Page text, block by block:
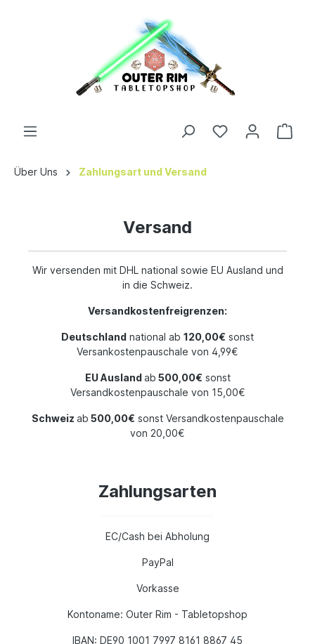
Über Uns Zahlungsart und Versand
Versand
Wir versenden mit DHL national sowie EU Ausland und
in die Schweiz.
Versandkostenfreigrenzen:
Deutschland national ab 120,00€ sonst
Versankostenpauschale von 4,99€
EU Auslandab 500,00€ sonst
Versandkostenpauschale von 15,00€
Schweiz ab 500,00€ sonst Versandkostenpauschale
von 20,00€
Zahlungsarten
EC/Cash bei Abholung
PayPal
Vorkasse
Kontoname: Outer Rim - Tabletopshop
IBAN: DE90 1001 7997 8161 8867 45